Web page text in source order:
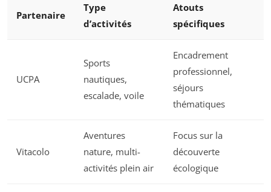
Partenaire
Type
d’activités
Atouts
spécifiques
UCPA
Sports
nautiques,
escalade, voile
Encadrement
professionnel,
séjours
thématiques
Vitacolo
Aventures
nature, multi-
activités plein air
Focus sur la
découverte
écologique